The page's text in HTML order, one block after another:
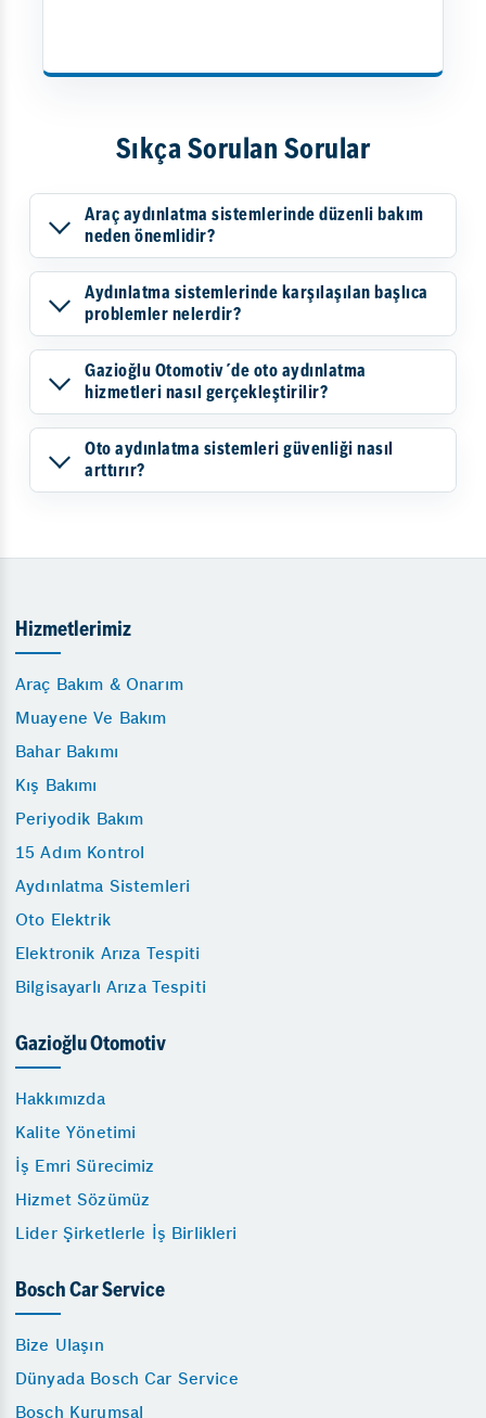
Sıkça Sorulan Sorular
Araç aydınlatma sistemlerinde düzenli bakım
neden önemlidir?
Aydınlatma sistemlerinde karşılaşılan başlıca
problemler nelerdir?
Gazioğlu Otomotiv´de oto aydınlatma
hizmetleri nasıl gerçekleştirilir?
Oto aydınlatma sistemleri güvenliği nasıl
arttırır?
Hizmetlerimiz
Araç Bakım & Onarım
Muayene Ve Bakım
Bahar Bakımı
Kış Bakımı
Periyodik Bakım
15 Adım Kontrol
Aydınlatma Sistemleri
Oto Elektrik
Elektronik Arıza Tespiti
Bilgisayarlı Arıza Tespiti
Gazioğlu Otomotiv
Hakkımızda
Kalite Yönetimi
İş Emri Sürecimiz
Hizmet Sözümüz
Lider Şirketlerle İş Birlikleri
Bosch Car Service
Bize Ulaşın
Dünyada Bosch Car Service
Bosch Kurumsal